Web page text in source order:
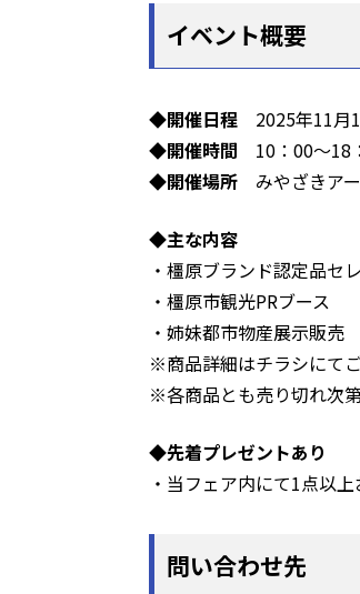
イベント概要
◆開催日程 2025年11月
◆開催時間 10：00～18
◆開催場所 みやざきア
◆主な内容
・橿原ブランド認定品セ
・橿原市観光PRブース
・姉妹都市物産展示販売
※商品詳細はチラシにて
※各商品とも売り切れ次
◆先着プレゼントあり
・当フェア内にて1点以
問い合わせ先